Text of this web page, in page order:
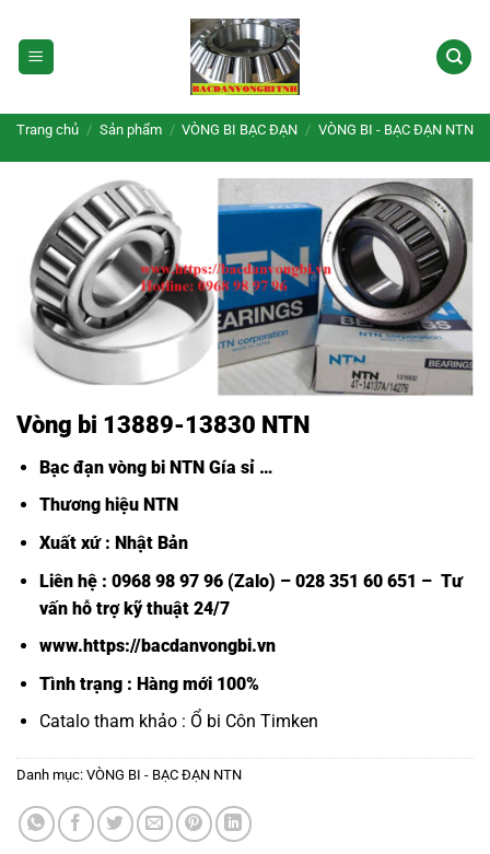
qua
nội
Trang chủ / Sản phẩm / VÒNG BI BẠC ĐẠN / VÒNG BI - BẠC ĐẠN NTN
Vòng bi 13889-13830 NTN
Bạc đạn vòng bi NTN Gía sỉ…
Thương hiệu NTN
Xuất xứ : Nhật Bản
Liên hệ : 0968 98 97 96 (Zalo) – 028 351 60 651 – Tư
vấn hỗ trợ kỹ thuật 24/7
www.https://bacdanvongbi.vn
Tình trạng : Hàng mới 100%
Catalo tham khảo : Ổ bi Côn Timken
Danh mục: VÒNG BI - BẠC ĐẠN NTN